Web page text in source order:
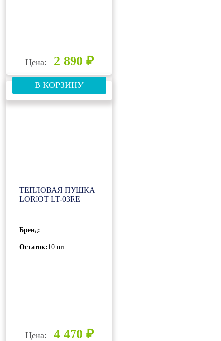
Цена: 2 890 ₽
В КОРЗИНУ
ТЕПЛОВАЯ ПУШКА
LORIOT LT-03RE
Бренд:
Остаток:10 шт
Цена: 4 470 ₽